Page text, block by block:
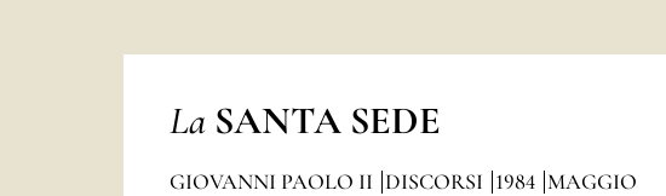
La SANTA SEDE
GIOVANNI PAOLO II DISCORSI 1984 MAGGIO